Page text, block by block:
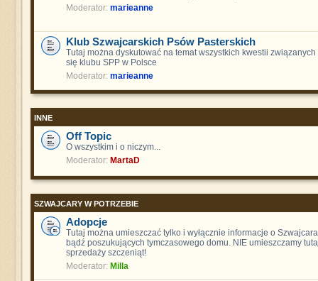
Moderator: marieanne
Klub Szwajcarskich Psów Pasterskich
Tutaj można dyskutować na temat wszystkich kwestii
się klubu SPP w Polsce
Moderator: marieanne
INNE
Off Topic
O wszystkim i o niczym...
Moderator: MartaD
SZWAJCARY W POTRZEBIE
Adopcje
Tutaj można umieszczać tylko i wyłącznie informacje o
bądź poszukujących tymczasowego domu. NIE umieszczamy
sprzedaży szczeniąt!
Moderator: Milla